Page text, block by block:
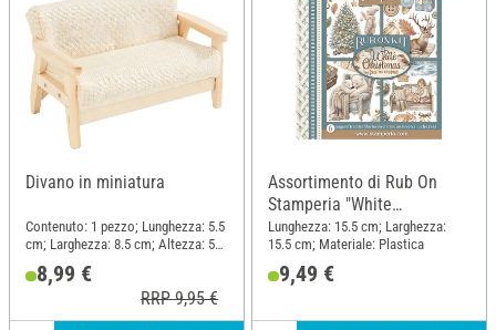
Divano in miniatura
Contenuto: 1 pezzo; Lunghezza: 5.5
cm; Larghezza: 8.5 cm; Altezza: 5
cm; Materiale: Legno, Tessuto
8,99 €
RRP 9,95 €
Assortimento di Rub On
Stamperia "White
Christmas"
Lunghezza: 15.5 cm; Larghezza:
15.5 cm; Materiale: Plastica
9,49 €